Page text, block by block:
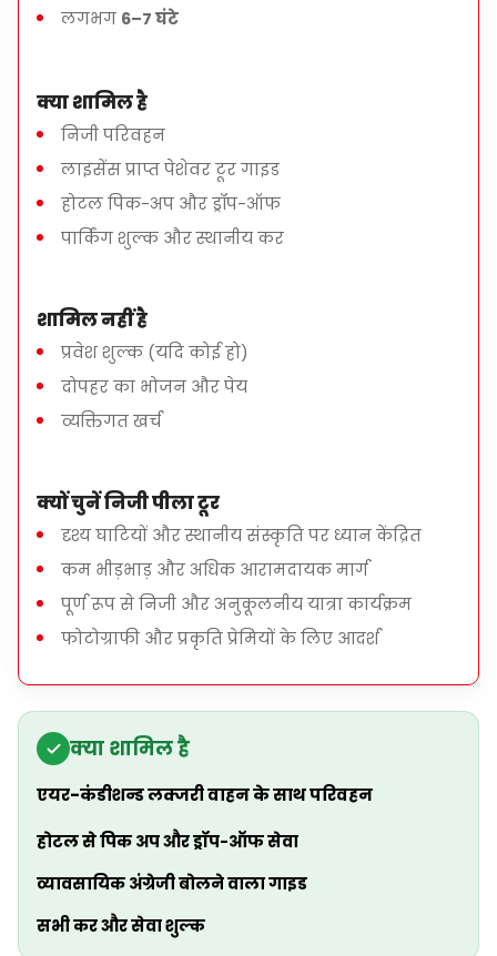
आरामदायक चलने वाले जूते की सिफारिश की जाती है
लगभग 6–7 घंटे
क्या शामिल है
निजी परिवहन
लाइसेंस प्राप्त पेशेवर टूर गाइड
होटल पिक-अप और ड्रॉप-ऑफ
पार्किंग शुल्क और स्थानीय कर
शामिल नहीं है
प्रवेश शुल्क (यदि कोई हो)
दोपहर का भोजन और पेय
व्यक्तिगत खर्च
क्यों चुनें निजी पीला टूर
दृश्य घाटियों और स्थानीय संस्कृति पर ध्यान केंद्रित
कम भीड़भाड़ और अधिक आरामदायक मार्ग
पूर्ण रूप से निजी और अनुकूलनीय यात्रा कार्यक्रम
फोटोग्राफी और प्रकृति प्रेमियों के लिए आदर्श
क्या शामिल है
एयर-कंडीशन्ड लक्जरी वाहन के साथ परिवहन
होटल से पिक अप और ड्रॉप-ऑफ सेवा
व्यावसायिक अंग्रेजी बोलने वाला गाइड
सभी कर और सेवा शुल्क